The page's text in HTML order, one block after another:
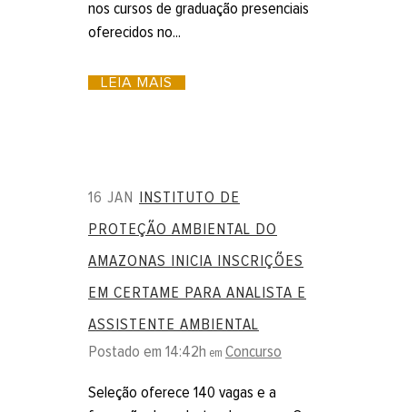
nos cursos de graduação presenciais
oferecidos no...
LEIA MAIS
16 JAN
INSTITUTO DE
PROTEÇÃO AMBIENTAL DO
AMAZONAS INICIA INSCRIÇÕES
EM CERTAME PARA ANALISTA E
ASSISTENTE AMBIENTAL
Postado em 14:42h em Concurso
Seleção oferece 140 vagas e a